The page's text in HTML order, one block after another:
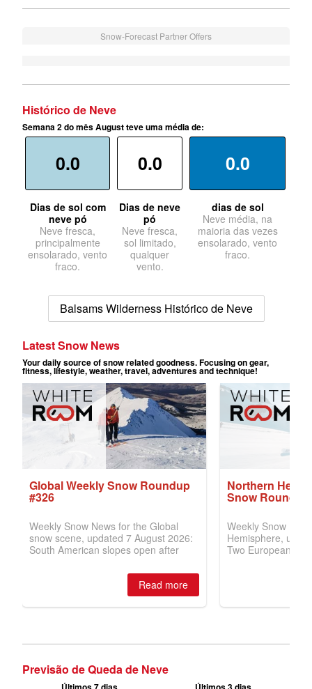
Snow-Forecast Partner Offers
Histórico de Neve
Semana 2 do mês August teve uma média de:
0.0
Dias de sol com
neve pó
Neve fresca,
principalmente
ensolarado, vento
fraco.
0.0
Dias de neve
pó
Neve fresca,
sol limitado,
qualquer
vento.
0.0
dias de sol
Neve média, na
maioria das vezes
ensolarado, vento
fraco.
Balsams Wilderness Histórico de Neve
Previsão de Queda de Neve